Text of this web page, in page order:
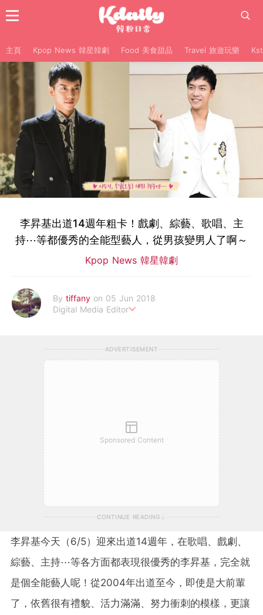
主頁 Kpop News 韓星韓劇 Food 美食甜品 Travel 旅遊玩樂
李昇基出道14週年粗卡！戲劇、綜藝、歌唱、主
持⋯等都優秀的全能型藝人，從男孩變男人了啊～
Kpop News 韓星韓劇
By tiffany on 05 Jun 2018
Digital Media Editor
ADVERTISEMENT
Sponsored Content
CONTINUE READING
李昇基今天（6/5）迎來出道14週年，在歌唱、戲劇、
綜藝、主持⋯等各方面都表現很優秀的李昇基，完全就
是個全能藝人呢！從2004年出道至今，即使是大前輩
了，依舊很有禮貌、活力滿滿、努力衝刺的模樣，更讓